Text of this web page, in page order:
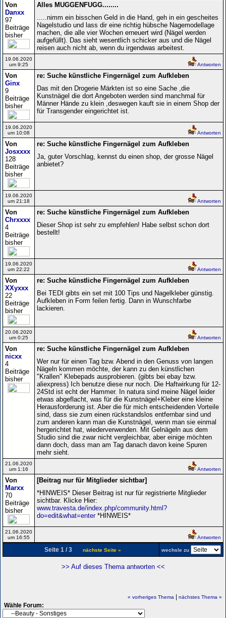
Von
Danxx
97
Beiträge
bisher
Alles MUGGENFUGG........
.....nimm ein bisschen Geld in die Hand, geh in ein gescheites
Nagelstudio und lass dir eine richtig hübsche Nagemodellage
machen, die alle vier Wochen erneuert wird (Nägel werden
aufgefüllt). Das sieht wesentlich schicker aus und die Nägel
reisen auch nicht ab, wenn du irgendwas arbeitest.
19.06.2020
um 9:25
Antworten
Von
Ginx
9
Beiträge
bisher
re: Suche künstliche Fingernägel zum Aufkleben
Das mit den Drogerie Märkten ist so eine Sache ,die
Kunstnägel die dort Angeboten werden sind manchmal für
Männer Hände zu klein ,deswegen kauft sie in einem Shop der
für Transgender eingerichtet ist.
19.06.2020
um 10:08
Antworten
Von
Josxxxx
128
Beiträge
bisher
re: Suche künstliche Fingernägel zum Aufkleben
Ja, guter Vorschlag, kennst du einen shop, der grosse Nägel
anbietet?
19.06.2020
um 21:18
Antworten
Von
Chrxxxx
4
Beiträge
bisher
re: Suche künstliche Fingernägel zum Aufkleben
Dieser Shop ist sehr zu empfehlen! Habe selbst schon dort
bestellt!
19.06.2020
um 22:22
Antworten
Von
XXyxxx
22
Beiträge
bisher
re: Suche künstliche Fingernägel zum Aufkleben
Bei TEDI gibts ein set mit 100 Tips und Nagelkleber günstig.
Aufkleben in Form feilen fertig. Dann in Wunschfarbe
lackieren.
20.06.2020
um 0:25
Antworten
Von
nicxx
4
Beiträge
bisher
re: Suche künstliche Fingernägel zum Aufkleben
Wer nur für einen Tag bzw. Abend in den Genuss von langen
Nägeln kommen möchte, der kann zu den künstlichen
"Krallen" Klebepads ausprobieren. (gibts bei ebay bzw.
aliexpress) Ich benutze diese nur noch. Die Haftwirkung für 12-
24Std ist echt der Hammer. In natura sind meine Nägel leider
etwas abgeflacht, was für die Kunstnägel+Kleber eine kleine
Herausforderung ist. Aber die für mich entscheidenden Vorteile
sind, dass sie zum einen rückstandslos entfernbar sind und
zum anderen kann man die Kunstnägel, wenn man sie einmal
hergerichtet hat, wiederverwenden. Mit Gelnägeln aus dem
Studio sind die zwar nicht vergleichbar, aber einige möchten
dann doch, dass man am Tag danach davon keine Spuren
mehr sieht.
21.06.2020
um 1:16
Antworten
Von
Marxx
70
Beiträge
bisher
[Beitrag nur für Mitglieder sichtbar]
*HINWEIS* Dieser Beitrag ist nur für registrierte Mitglieder
sichtbar. Klicke Hier:
www.travesta.de/index.php/community.html?
do=edit&what=enter*HINWEIS*
21.06.2020
um 16:55
Antworten
Seite 1 / 3 nächste Seite » wechsle zu
>> Auf dieses Thema antworten <<
« vorheriges Thema nächstes Thema »
Wähle Forum: